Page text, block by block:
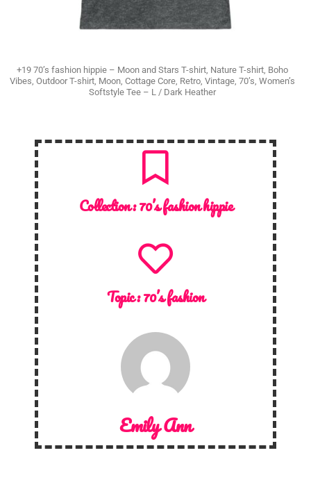
+19 70’s fashion hippie – Moon and Stars T-shirt, Nature T-shirt, Boho
Vibes, Outdoor T-shirt, Moon, Cottage Core, Retro, Vintage, 70’s, Women’s
Softstyle Tee – L / Dark Heather
Collection :70’s fashion hippie
Topic :70’s fashion
Emily Ann